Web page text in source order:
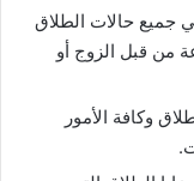
جميع حالات الطلاق
من قبل الزوج أو
وكافة الأمور